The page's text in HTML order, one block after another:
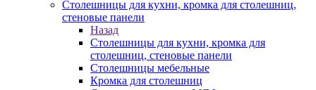
Столешницы для кухни, кромка для столешниц,
стеновые панели
Назад
Столешницы для кухни, кромка для
столешниц, стеновые панели
Столешницы мебельные
Кромка для столешниц